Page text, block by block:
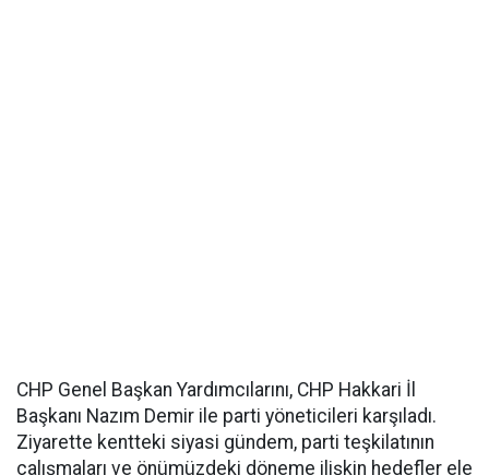
CHP Genel Başkan Yardımcılarını, CHP Hakkari İl
Başkanı Nazım Demir ile parti yöneticileri karşıladı.
Ziyarette kentteki siyasi gündem, parti teşkilatının
çalışmaları ve önümüzdeki döneme ilişkin hedefler ele